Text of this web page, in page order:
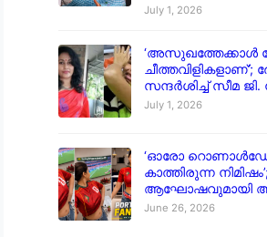
July 1, 2026
‘അസുഖത്തേക്കാൾ
സന്ദർശിച്ച് സീമ
July 1, 2026
‘ഓരോ
കാത്തിരുന്ന
ആഘോഷവുമായി
June 26, 2026